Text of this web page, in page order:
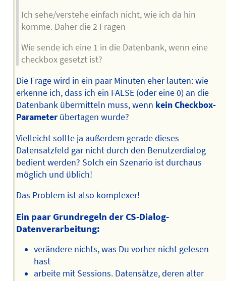
Ich sehe/verstehe einfach nicht, wie ich da hin
komme. Daher die 2 Fragen
Wie sende ich eine 1 in die Datenbank, wenn eine
checkbox gesetzt ist?
Die Frage wird in ein paar Minuten eher lauten: wie
erkenne ich, dass ich ein FALSE (oder eine 0) an die
Datenbank übermitteln muss, wenn kein Checkbox-
Parameterübertagen wurde?
Vielleicht sollte ja außerdem gerade dieses
Datensatzfeld gar nicht durch den Benutzerdialog
bedient werden? Solch ein Szenario ist durchaus
möglich und üblich!
Das Problem ist also komplexer!
Ein paar Grundregeln der CS-Dialog-
Datenverarbeitung:
verändere nichts, was Du vorher nicht gelesen
hast
arbeite mit Sessions. Datensätze, deren alter